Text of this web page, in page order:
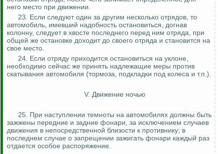
него место при движении.
23. Если следуют один за другим несколько отрядов, то
автомобиль, имевший надобность остановиться, догнав
колонну, следует в хвосте последнего перед ним отряда, при
общей же остановке доходит до своего отряда и становится на
свое место.
24. Если отряду приходится остановиться на уклоне,
необходимо сейчас же принять надлежащие меры против
скатывания автомобиля (тормоза, подкладки под колеса и т.п.).
V. Движение ночью
25. При наступлении темноты на автомобилях должны быть
зажжены передние и задние фонари, за исключением случаев
движения в непосредственной близости к противнику; в
последнем случае о запрещении зажигать фонари каждый раз
отдается особое распоряжение.